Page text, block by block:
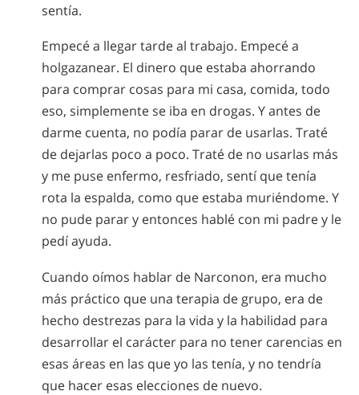
sentía.
Empecé a llegar tarde al trabajo. Empecé a
holgazanear. El dinero que estaba ahorrando
para comprar cosas para mi casa, comida, todo
eso, simplemente se iba en drogas. Y antes de
darme cuenta, no podía parar de usarlas. Traté
de dejarlas poco a poco. Traté de no usarlas más
y me puse enfermo, resfriado, sentí que tenía
rota la espalda, como que estaba muriéndome. Y
no pude parar y entonces hablé con mi padre y le
pedí ayuda.
Cuando oímos hablar de Narconon, era mucho
más práctico que una terapia de grupo, era de
hecho destrezas para la vida y la habilidad para
desarrollar el carácter para no tener carencias en
esas áreas en las que yo las tenía, y no tendría
que hacer esas elecciones de nuevo.